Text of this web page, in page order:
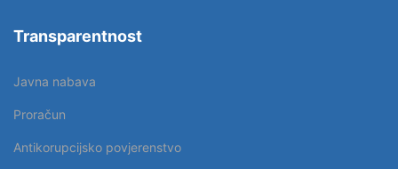
Transparentnost
Javna nabava
Proračun
Antikorupcijsko povjerenstvo